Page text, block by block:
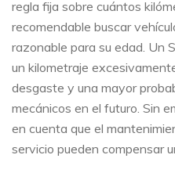
regla fija sobre cuántos
recomendable buscar
razonable para su edad. Un
un kilometraje
desgaste y una mayor
mecánicos en el futuro. Sin
en cuenta que el
servicio pueden compensar